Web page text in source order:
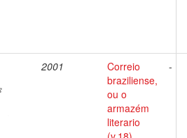
2001
Correio
braziliense,
ou o
armazém
literario
-